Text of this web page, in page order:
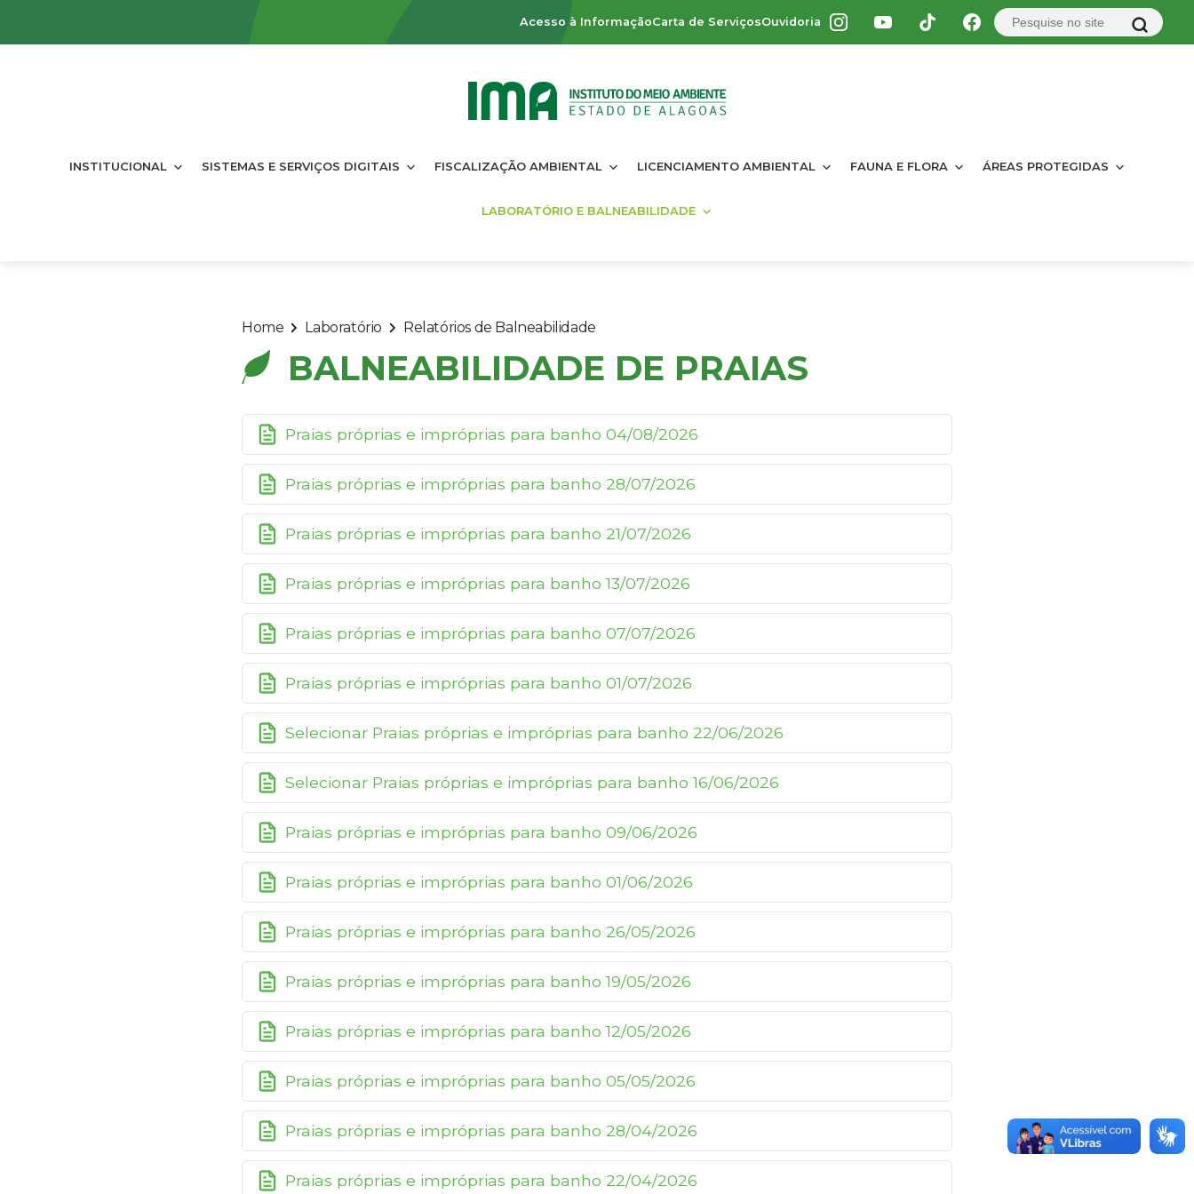
Acesso à InformaçãoCarta de ServiçosOuvidoria
INSTITUCIONAL SISTEMAS E SERVIÇOS DIGITAIS FISCALIZAÇÃO AMBIENTAL LICENCIAMENTO AMBIENTAL FAUNA E FLORA ÁREAS PROTEGIDAS
LABORATÓRIO E BALNEABILIDADE
Home Laboratório Relatórios de Balneabilidade
BALNEABILIDADE DE PRAIAS
Praias próprias e impróprias para banho 04/08/2026
Praias próprias e impróprias para banho 28/07/2026
Praias próprias e impróprias para banho 21/07/2026
Praias próprias e impróprias para banho 13/07/2026
Praias próprias e impróprias para banho 07/07/2026
Praias próprias e impróprias para banho 01/07/2026
Selecionar Praias próprias e impróprias para banho 22/06/2026
Selecionar Praias próprias e impróprias para banho 16/06/2026
Praias próprias e impróprias para banho 09/06/2026
Praias próprias e impróprias para banho 01/06/2026
Praias próprias e impróprias para banho 26/05/2026
Praias próprias e impróprias para banho 19/05/2026
Praias próprias e impróprias para banho 12/05/2026
Praias próprias e impróprias para banho 05/05/2026
Praias próprias e impróprias para banho 28/04/2026
Praias próprias e impróprias para banho 22/04/2026